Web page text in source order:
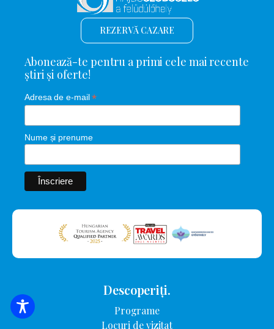
CĂUTARE DE CAZARE
REZERVĂ CAZARE
Abonează-te pentru a primi cele mai recente
știri și oferte!
Adresa de e-mail*
Nume și prenume
Descoperiți.
Programe
Locuri de vizitat